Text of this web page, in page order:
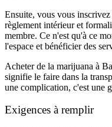
Ensuite, vous vous
règlement intérieur et
membre. Ce n'est qu'à ce
l'espace et bénéficier des
Acheter de la marijuana à
signifie le faire dans la
une complication, c'est une
Exigences à remplir